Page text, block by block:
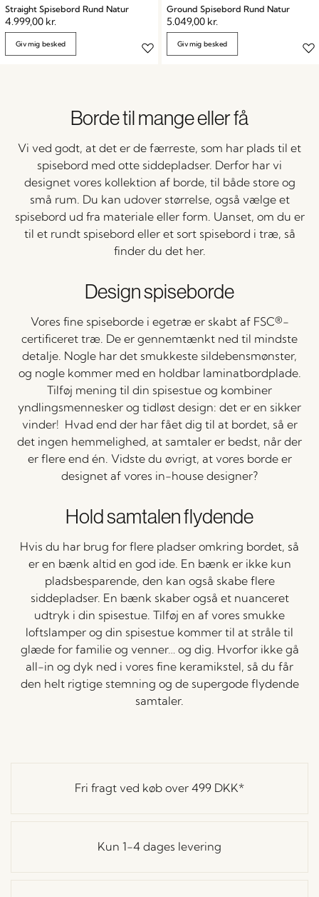
Straight Spisebord Rund Natur
4.999,00 kr.
Giv mig besked
Ground Spisebord Rund Natur
5.049,00 kr.
Giv mig besked
Borde til mange eller få
Vi ved godt, at det er de færreste, som har plads til et
spisebord med otte siddepladser. Derfor har vi
designet vores kollektion af borde, til både store og
små rum. Du kan udover størrelse, også vælge et
spisebord ud fra materiale eller form. Uanset, om du er
til et rundt spisebord eller et sort spisebord i træ, så
finder du det her.
Design spiseborde
Vores fine spiseborde i egetræ er skabt af FSC®-
certificeret træ. De er gennemtænkt ned til mindste
detalje. Nogle har det smukkeste sildebensmønster,
og nogle kommer med en holdbar laminatbordplade.
Tilføj mening til din spisestue og kombiner
yndlingsmennesker og tidløst design: det er en sikker
vinder! Hvad end der har fået dig til at bordet, så er
det ingen hemmelighed, at samtaler er bedst, når der
er flere end én. Vidste du øvrigt, at vores borde er
designet af vores in-house designer?
Hold samtalen flydende
Hvis du har brug for flere pladser omkring bordet, så
er en bænk altid en god ide. En bænk er ikke kun
pladsbesparende, den kan også skabe flere
siddepladser. En bænk skaber også et nuanceret
udtryk i din spisestue. Tilføj en af vores smukke
loftslamper og din spisestue kommer til at stråle til
glæde for familie og venner… og dig. Hvorfor ikke gå
all-in og dyk ned i vores fine keramikstel, så du får
den helt rigtige stemning og de supergode flydende
samtaler.
Fri fragt ved køb over 499 DKK*
Kun 1-4 dages levering